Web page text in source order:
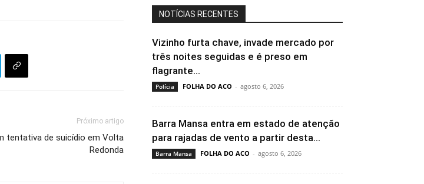
Próximo artigo
tentativa de suicídio em Volta
Redonda
NOTÍCIAS RECENTES
Vizinho furta chave, invade mercado por
três noites seguidas e é preso em
flagrante...
Polícia FOLHA DO ACO - agosto 6, 2026
Barra Mansa entra em estado de atenção
para rajadas de vento a partir desta...
Barra Mansa FOLHA DO ACO - agosto 6, 2026